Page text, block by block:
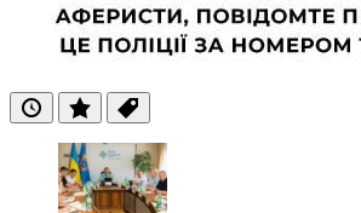
ОстанніПопулярні
Теги